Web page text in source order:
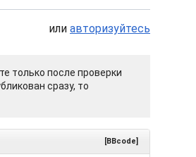
или авторизуйтесь
только после проверки
сразу, то
[BBcode]